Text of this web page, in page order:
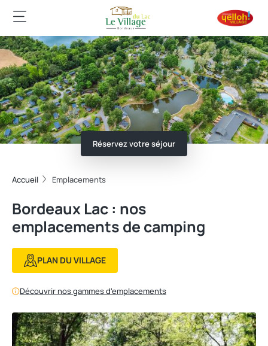
Réservez votre séjour
Accueil Emplacements
Bordeaux Lac : nos
emplacements de camping
PLAN DU VILLAGE
Découvrir nos gammes d'emplacements